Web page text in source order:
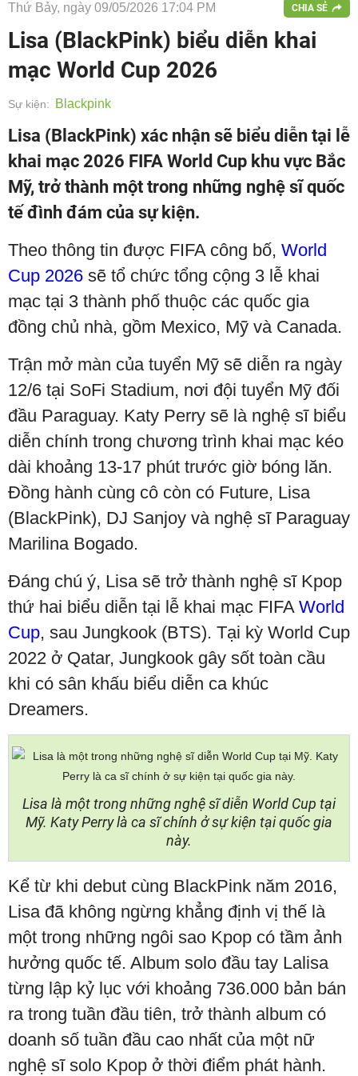
Thứ Bảy, ngày 09/05/2026 17:04 PM CHIA SẺ
Lisa (BlackPink) biểu diễn khai
mạc World Cup 2026
Sự kiện: Blackpink
Lisa (BlackPink) xác nhận sẽ biểu diễn tại lễ
khai mạc 2026 FIFA World Cup khu vực Bắc
Mỹ, trở thành một trong những nghệ sĩ quốc
tế đình đám của sự kiện.
Theo thông tin được FIFA công bố, World
Cup 2026 sẽ tổ chức tổng cộng 3 lễ khai
mạc tại 3 thành phố thuộc các quốc gia
đồng chủ nhà, gồm Mexico, Mỹ và Canada.
Trận mở màn của tuyển Mỹ sẽ diễn ra ngày
12/6 tại SoFi Stadium, nơi đội tuyển Mỹ đối
đầu Paraguay. Katy Perry sẽ là nghệ sĩ biểu
diễn chính trong chương trình khai mạc kéo
dài khoảng 13-17 phút trước giờ bóng lăn.
Đồng hành cùng cô còn có Future, Lisa
(BlackPink), DJ Sanjoy và nghệ sĩ Paraguay
Marilina Bogado.
Đáng chú ý, Lisa sẽ trở thành nghệ sĩ Kpop
thứ hai biểu diễn tại lễ khai mạc FIFA World
Cup, sau Jungkook (BTS). Tại kỳ World Cup
2022 ở Qatar, Jungkook gây sốt toàn cầu
khi có sân khấu biểu diễn ca khúc
Dreamers.
Lisa là một trong những nghệ sĩ diễn World Cup tại
Mỹ. Katy Perry là ca sĩ chính ở sự kiện tại quốc gia
này.
Kể từ khi debut cùng BlackPink năm 2016,
Lisa đã không ngừng khẳng định vị thế là
một trong những ngôi sao Kpop có tầm ảnh
hưởng quốc tế. Album solo đầu tay Lalisa
từng lập kỷ lục với khoảng 736.000 bản bán
ra trong tuần đầu tiên, trở thành album có
doanh số tuần đầu cao nhất của một nữ
nghệ sĩ solo Kpop ở thời điểm phát hành.